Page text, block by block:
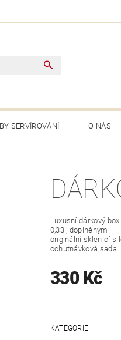
SERVÍROVÁNÍ O NÁS
Luxusní dárkový
0,33l, doplněnými
originální sklenicí s
ochutnávková
330 Kč
KATEGORIE